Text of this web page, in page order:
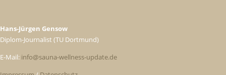
Hans-Jürgen Gensow
Diplom-Journalist (TU Dortmund)
E-Mail: info@sauna-wellness-update.de